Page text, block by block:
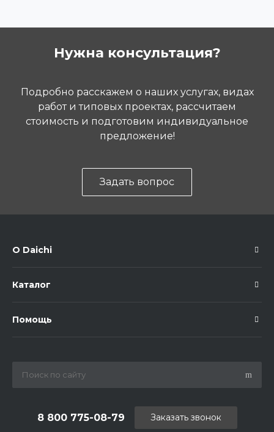
Нужна консультация?
Подробно расскажем о наших услугах, видах
работ и типовых проектах, рассчитаем
стоимость и подготовим индивидуальное
предложение!
Задать вопрос
О Daichi
Каталог
Помощь
8 800 775-08-79 Заказать звонок